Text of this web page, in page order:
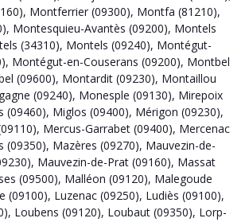
, Montferrier (09300), Montfa (81210),
, Montesquieu-Avantès (09200), Montels
(34310), Montels (09240), Montégut-
, Montégut-en-Couserans (09200), Montbel
(09600), Montardit (09230), Montaillou
(09240), Monesple (09130), Mirepoix
(09460), Miglos (09400), Mérigon (09230),
, Mercus-Garrabet (09400), Mercenac
(09350), Mazères (09270), Mauvezin-de-
, Mauvezin-de-Prat (09160), Massat
(09500), Malléon (09120), Malegoude
(09100), Luzenac (09250), Ludiès (09100),
, Loubens (09120), Loubaut (09350), Lorp-